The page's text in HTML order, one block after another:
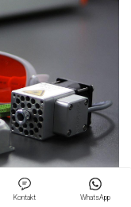
WhatsApp
Kontakt